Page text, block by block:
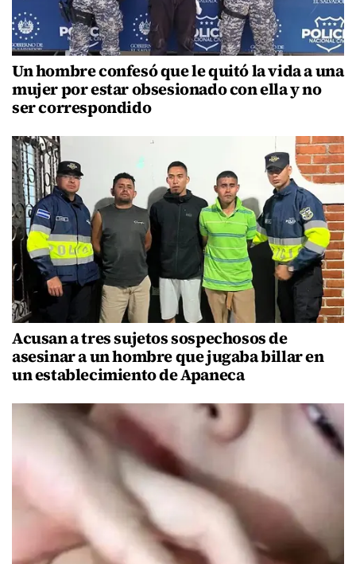
Un hombre confesó que le quitó la vida a una
mujer por estar obsesionado con ella y no
ser correspondido
Acusan a tres sujetos sospechosos de
asesinar a un hombre que jugaba billar en
un establecimiento de Apaneca